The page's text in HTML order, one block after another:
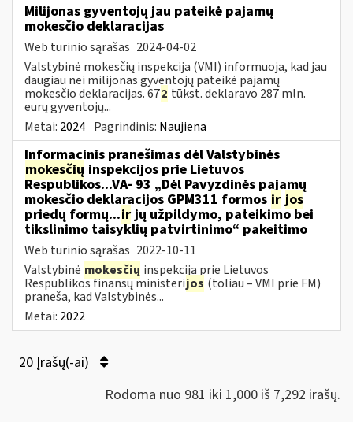
Milijonas gyventojų jau pateikė pajamų
mokesčio deklaracijas
Web turinio sąrašas 2024-04-02
Valstybinė mokesčių inspekcija (VMI) informuoja, kad jau
daugiau nei milijonas gyventojų pateikė pajamų
mokesčio deklaracijas. 672 tūkst. deklaravo 287 mln.
eurų gyventojų...
Metai: 2024 Pagrindinis: Naujiena
Informacinis pranešimas dėl Valstybinės
mokesčių inspekcijos prie Lietuvos
Respublikos...VA- 93 „Dėl Pavyzdinės pajamų
mokesčio deklaracijos GPM311 formos ir jos
priedų formų...irjų užpildymo, pateikimo bei
tikslinimo taisyklių patvirtinimo“ pakeitimo
Web turinio sąrašas 2022-10-11
Valstybinė mokesčių inspekcija prie Lietuvos
Respublikos finansų ministerijos (toliau – VMI prie FM)
praneša, kad Valstybinės...
Metai: 2022
20 Įrašų(-ai)
Rodoma nuo 981 iki 1,000 iš 7,292 irašų.